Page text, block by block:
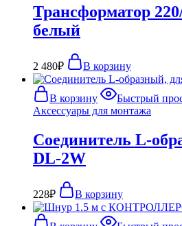
Трансформатор
белый
2 480₽ В корзину
В корзину Быстрый
Аксессуары для монтажа
Соединитель L-
DL-2W
228₽ В корзину